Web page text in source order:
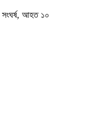
সংঘর্ষ, আহত ১০